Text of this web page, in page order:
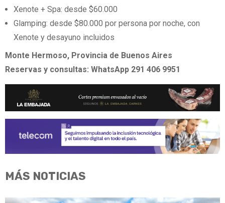
Xenote + Spa: desde $60.000
Glamping: desde $80.000 por persona por noche, con
Xenote y desayuno incluidos
Monte Hermoso, Provincia de Buenos Aires
Reservas y consultas: WhatsApp 291 406 9951
MÁS NOTICIAS